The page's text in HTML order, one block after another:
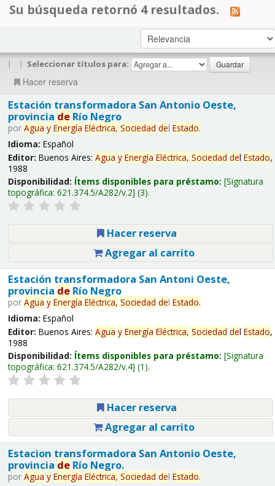
Su búsqueda retornó 4 resultados.
| | Seleccionar títulos para:
Hacer reserva
Estación transformadora San Antonio Oeste,
provincia deRío Negro
por Agua y Energía Eléctrica, Sociedad del Estado.
Idioma: Español
Editor: Buenos Aires: Agua y Energía Eléctrica, Sociedad del Estado,
1988
Disponibilidad: Ítems disponibles para préstamo: Signatura
topográfica: 621.374.5/A282/v.2 (3).
Hacer reserva
Agregar al carrito
Estación transformadora San Antoni Oeste,
provincia deRío Negro
por Agua y Energía Eléctrica, Sociedad del Estado.
Idioma: Español
Editor: Buenos Aires: Agua y Energía Eléctrica, Sociedad del Estado,
1988
Disponibilidad: Ítems disponibles para préstamo: Signatura
topográfica: 621.374.5/A282/v.4 (1).
Hacer reserva
Agregar al carrito
Estacion transformadora San Antonio Oeste,
provincia deRío Negro.
por Agua y Energía Eléctrica, Sociedad del Estado.